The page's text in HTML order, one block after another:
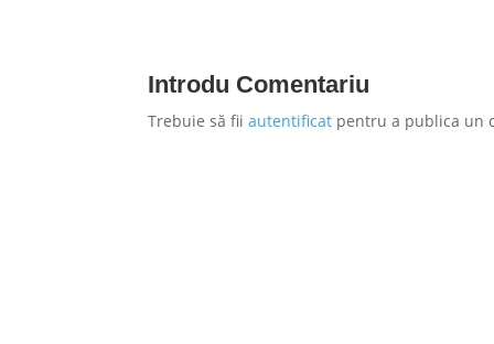
Introdu Comentariu
Trebuie să fiiautentificat pentru a publica un